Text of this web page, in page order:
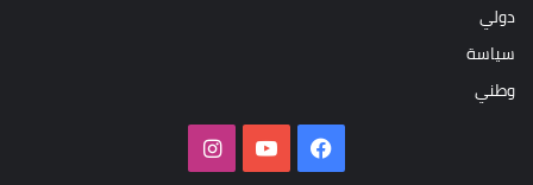
دولي
سياسة
وطني
فيسبوك‫YouTubeانستقرام